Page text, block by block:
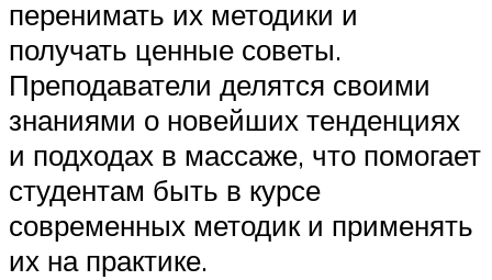
перенимать их методики и
получать ценные советы.
Преподаватели делятся своими
знаниями о новейших тенденциях
и подходах в массаже, что помогает
студентам быть в курсе
современных методик и применять
их на практике.